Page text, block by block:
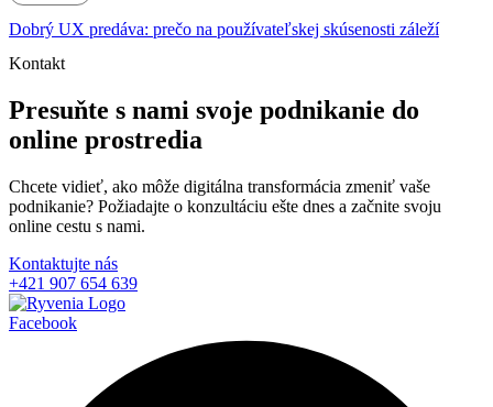
Dobrý UX predáva: prečo na používateľskej skúsenosti záleží
Kontakt
Presuňte s nami svoje podnikanie do
online prostredia
Chcete vidieť, ako môže digitálna transformácia zmeniť vaše
podnikanie? Požiadajte o konzultáciu ešte dnes a začnite svoju
online cestu s nami.
Kontaktujte nás
+421 907 654 639
Facebook